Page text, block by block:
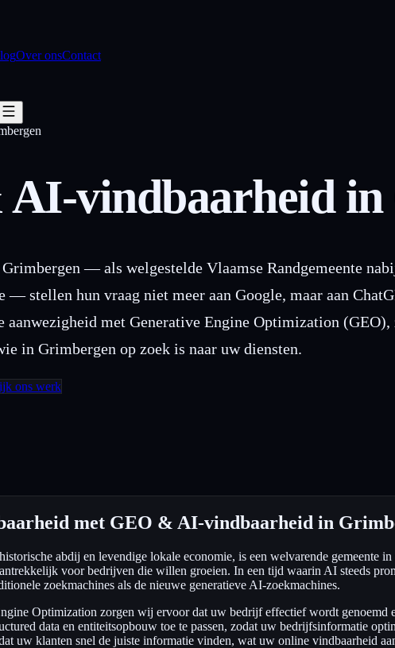
Over onsContact
vindbaarheid
— als welgestelde Vlaamse Randgemeente
stellen hun vraag niet meer aan Google, maar aan
met Generative Engine Optimization
in Grimbergen op zoek is naar uw diensten.
ons werk
met GEO & AI-vindbaarheid in
abdij en levendige lokale economie, is een welvarende gemeente
voor bedrijven die willen groeien. In een tijd waarin AI steeds
zoekmachines als de nieuwe generatieve AI-zoekmachines.
Optimization zorgen wij ervoor dat uw bedrijf effectief wordt
data en entiteitsopbouw toe te passen, zodat uw bedrijfsinformatie
uw klanten snel de juiste informatie vinden, wat uw online vindbaarheid